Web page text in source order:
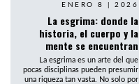
ENERO 8 | 2026
La esgrima: donde la
historia, el cuerpo y la
mente se encuentran
La esgrima es un arte del que
pocas disciplinas pueden presumir
una riqueza tan vasta. No solo por